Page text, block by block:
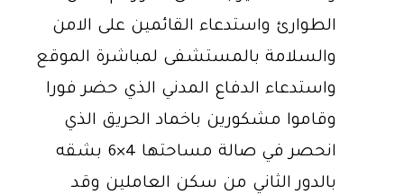
الطوارئ واستدعاء القائمين على الامن
والسلامة بالمستشفى لمباشرة الموقع
واستدعاء الدفاع المدني الذي حضر فورا
وقاموا مشكورين باخماد الحريق الذي
انحصر في صالة مساحتها 4×6 بشقه
بالدور الثاني من سكن العاملين وقد